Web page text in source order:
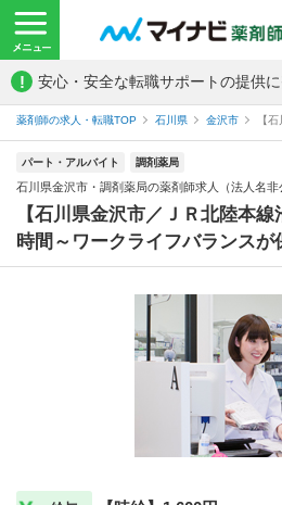
! 安心・安全な転職サポートの提供に
薬剤師の求人・転職TOP 石川県 金沢市 【
パート・アルバイト 調剤薬局
石川県金沢市・調剤薬局の薬剤師求人（法人名非
【石川県金沢市／ＪＲ北陸本
時間～ワークライフバランスが